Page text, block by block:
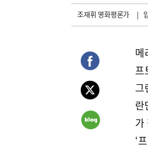
조재휘 영화평론가 |
메
프
그
란
가
‘